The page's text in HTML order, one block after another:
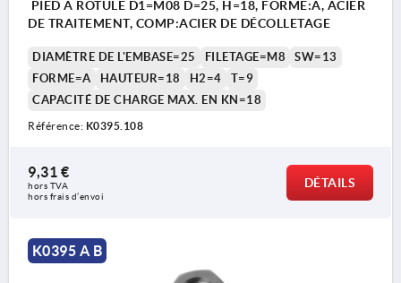
PIED À ROTULE D1=M08 D=25, H=18, FORME:A, ACIER
DE TRAITEMENT, COMP:ACIER DE DÉCOLLETAGE
DIAMÈTRE DE L'EMBASE=25 FILETAGE=M8
SW=13
FORME=A
HAUTEUR=18 H2=4
T=9
CAPACITÉ DE CHARGE MAX. EN KN=18
Référence: K0395.108
9,31 €
hors TVA
hors frais d’envoi
DÉTAILS
K0395 A B